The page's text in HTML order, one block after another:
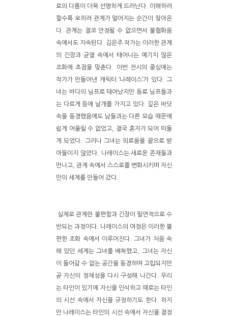
로의 다름이 더욱 선명하게 드러난다. 이해하려
할수록 오히려 관계가 멀어지는 순간이 찾아온
다. 관계는 결코 안정될 수 없으면서 불협화음
속에서도 지속된다. 김은주 작가는 이러한 관계
의 긴장과 균열 속에서 태어나는 예기치 않은
조화에 초점을 맞춘다. 이번 전시의 중심에는
작가가 만들어낸 캐릭터 ‘나레이스’가 있다. 그
녀는 바다의 님프로 태어났지만 동료 님프들과
는 다르게 등에 날개를 가지고 있다. 깊은 바닷
속을 동경했음에도 남들과는 다른 모습 때문에
쉽게 어울릴 수 없었고, 결국 혼자가 되어 떠돌
게 되었다. 그러나 그녀는 외로움을 끝으로 받
아들이지 않았다. 나레이스는 새로운 존재들과
만나고, 관계 속에서 스스로를 변화시키며 자신
만의 세계를 만들어 갔다.
실제로 관계란 불편함과 긴장이 필연적으로 수
반되는 과정이다. 나레이스의 여정은 이러한 불
편한 조화 속에서 이루어진다. 그녀가 처음 속
해 있던 세계는 그녀를 배척했고, 그녀는 자신
이 들어갈 수 없는 공간을 동경하며 고립되지만
곧 자신의 정체성을 다시 구성해 나간다. 우리
는 타인이 있기에 자신을 인식하고 때로는 타인
의 시선 속에서 자신을 규정하기도 한다. 하지
만 나레이스는 타인의 시선 속에서 자신을 결정